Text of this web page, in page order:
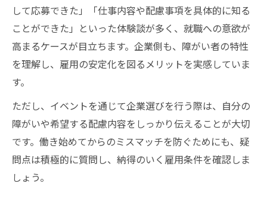
して応募できた」「仕事内容や配慮事項を具体的に知る
ことができた」といった体験談が多く、就職への意欲が
高まるケースが目立ちます。企業側も、障がい者の特性
を理解し、雇用の安定化を図るメリットを実感していま
す。
ただし、イベントを通じて企業選びを行う際は、自分の
障がいや希望する配慮内容をしっかり伝えることが大切
です。働き始めてからのミスマッチを防ぐためにも、疑
問点は積極的に質問し、納得のいく雇用条件を確認しま
しょう。